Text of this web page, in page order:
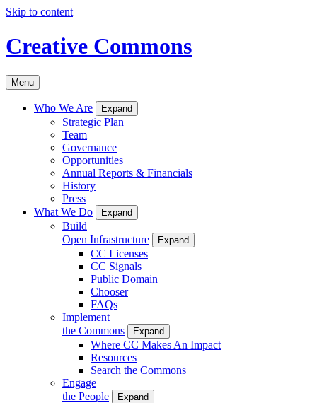
Skip to content
Creative Commons
Menu
Who We Are Expand
Strategic Plan
Team
Governance
Opportunities
Annual Reports & Financials
History
Press
What We Do
Expand
Build
Open Infrastructure
Expand
CC Licenses
CC Signals
Public Domain
Chooser
FAQs
Implement
the Commons
Expand
Where CC Makes An Impact
Resources
Search the Commons
Engage
the People
Expand